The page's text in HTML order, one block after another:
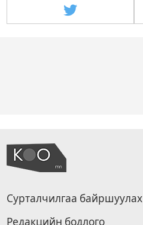
Сурталчилгаа байршуулах
Редакцийн бодлого